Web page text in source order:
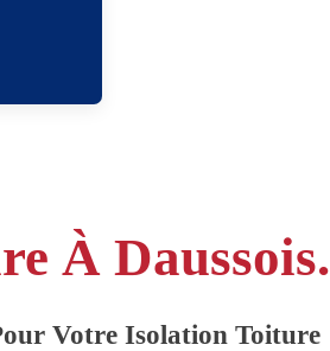
À Daussois.
Votre Isolation Toiture